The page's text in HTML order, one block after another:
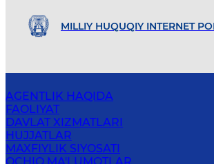
MILLIY HUQUQIY INTERNET
AGENTLIK HAQIDA
FAOLIYAT
DAVLAT XIZMATLARI
HUJJATLAR
MAXFIYLIK SIYOSATI